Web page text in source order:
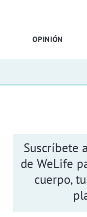
OPINIÓN
Suscríbete
de WeLife
cuerpo,